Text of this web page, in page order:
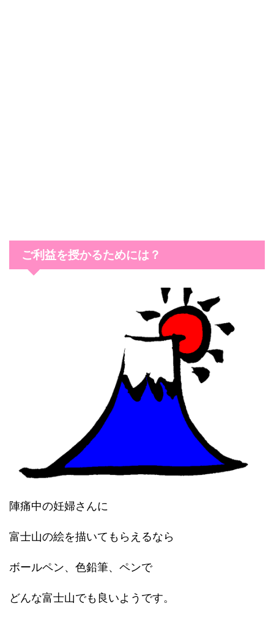
ご利益を授かるためには？
陣痛中の妊婦さんに
富士山の絵を描いてもらえるなら
ボールペン、色鉛筆、ペンで
どんな富士山でも良いようです。